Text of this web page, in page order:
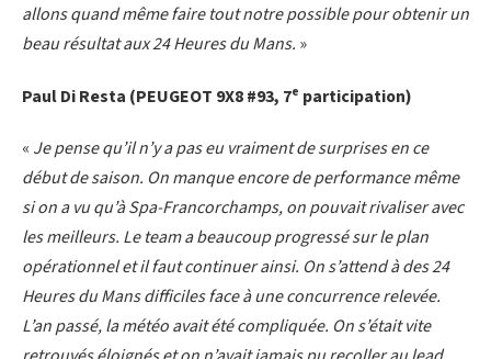
allons quand même faire tout notre possible pour obtenir un
beau résultat aux 24 Heures du Mans. »
Paul Di Resta (PEUGEOT 9X8 #93, 7e participation)
« Je pense qu’il n’y a pas eu vraiment de surprises en ce
début de saison. On manque encore de performance même
si on a vu qu’à Spa-Francorchamps, on pouvait rivaliser avec
les meilleurs. Le team a beaucoup progressé sur le plan
opérationnel et il faut continuer ainsi. On s’attend à des 24
Heures du Mans difficiles face à une concurrence relevée.
L’an passé, la météo avait été compliquée. On s’était vite